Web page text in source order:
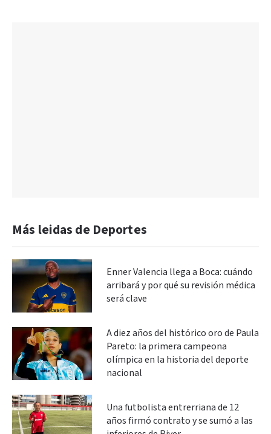
Más leidas de Deportes
Enner Valencia llega a Boca: cuándo
arribará y por qué su revisión médica
será clave
A diez años del histórico oro de Paula
Pareto: la primera campeona
olímpica en la historia del deporte
nacional
Una futbolista entrerriana de 12
años firmó contrato y se sumó a las